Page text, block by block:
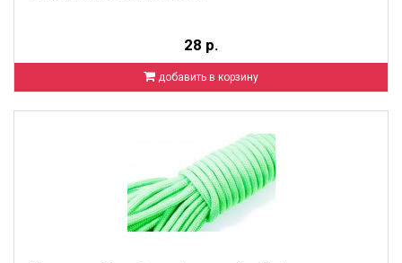
28 р.
добавить в корзину